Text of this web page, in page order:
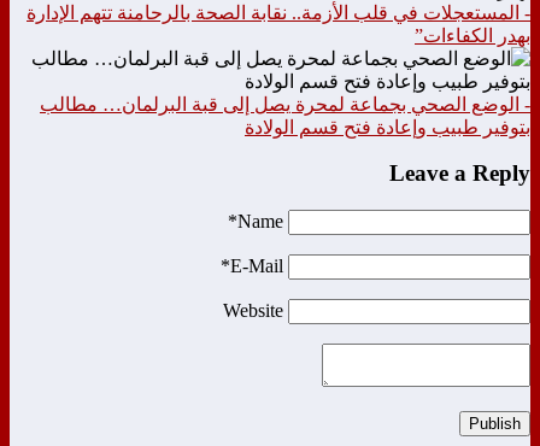
- المستعجلات في قلب الأزمة.. نقابة الصحة بالرحامنة تتهم الإدارة
بهدر الكفاءات”
- الوضع الصحي بجماعة لمحرة يصل إلى قبة البرلمان… مطالب
بتوفير طبيب وإعادة فتح قسم الولادة
Leave a Reply
Name*
E-Mail*
Website
Publish